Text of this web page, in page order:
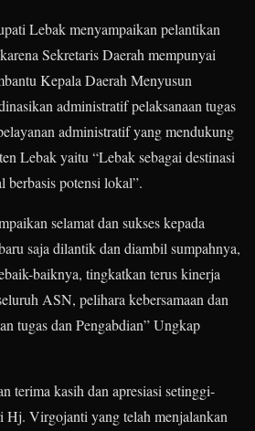
Lebak menyampaikan pelantikan
Sekretaris Daerah mempunyai
Kepala Daerah Menyusun
administratif pelaksanaan tugas
administratif yang mendukung
Lebak yaitu “Lebak sebagai destinasi
berbasis potensi lokal”.
selamat dan sukses kepada
saja dilantik dan diambil sumpahnya,
baiknya, tingkatkan terus kinerja
ASN, pelihara kebersamaan dan
tugas dan Pengabdian” Ungkap
terima kasih dan apresiasi setinggi-
Hj. Virgojanti yang telah menjalankan